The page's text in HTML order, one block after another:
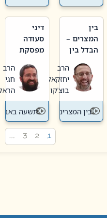
בין
המצרים –
הבדל בין
חדשה
לישנה
הרב
יחזקאל
בוצ'קו
בין המצרים
דיני
סעודה
מפסקת
תשעה
באב
הרב
חגי
הראל
תשעה באב